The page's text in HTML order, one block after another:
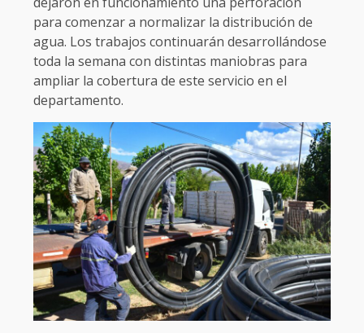
para comenzar a normalizar la distribución de
agua. Los trabajos continuarán desarrollándose
toda la semana con distintas maniobras para
ampliar la cobertura de este servicio en el
departamento.